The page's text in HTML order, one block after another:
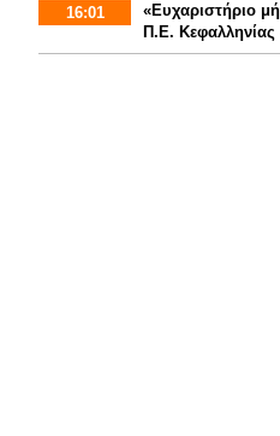
16:01
«Ευχαριστήριο
Π.Ε. Κεφαλληνίας